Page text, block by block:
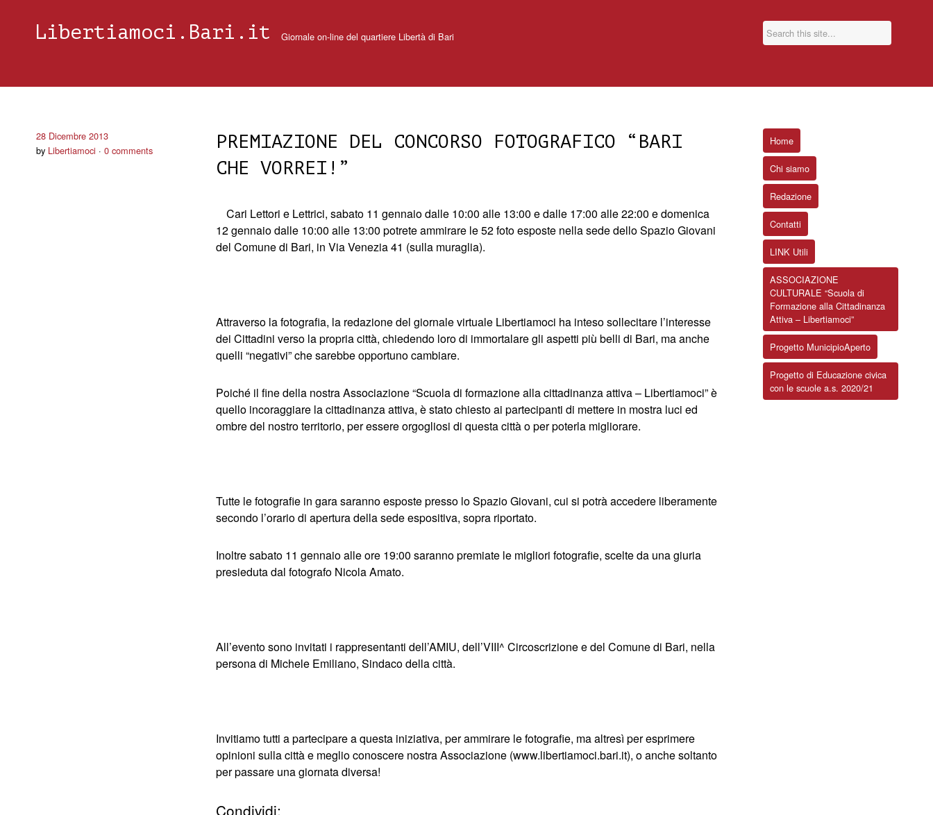
Libertiamoci.Bari.it Giornale on-line del quartiere Libertà di Bari
PREMIAZIONE DEL CONCORSO FOTOGRAFICO “BARI
CHE VORREI!”
28 Dicembre 2013
by Libertiamoci 0 comments
Cari Lettori e Lettrici, sabato 11 gennaio dalle 10:00 alle 13:00 e dalle 17:00 alle 22:00 e domenica
12 gennaio dalle 10:00 alle 13:00 potrete ammirare le 52 foto esposte nella sede delloSpazio Giovani
del Comune di Bari, in Via Venezia 41 (sulla muraglia).
Attraverso la fotografia, la redazione del giornale virtuale Libertiamoci ha inteso sollecitare l’interesse
dei Cittadini verso la propria città, chiedendo loro di immortalare gli aspetti più belli di Bari, ma anche
quelli “negativi” che sarebbe opportuno cambiare.
Poiché il fine della nostra Associazione “Scuola di formazione alla cittadinanza attiva – Libertiamoci” è
quello incoraggiare la cittadinanza attiva, è stato chiesto ai partecipanti di mettere in mostra luci ed
ombre del nostro territorio, per essere orgogliosi di questa città o per poterla migliorare.
Tutte le fotografie in gara saranno esposte presso loSpazio Giovani, cui si potrà accedere liberamente
secondo l’orario di apertura della sede espositiva, sopra riportato.
Inoltresabato 11 gennaio alle ore 19:00 saranno premiate le migliori fotografie, scelte da una giuria
presieduta dal fotografo Nicola Amato.
All’evento sono invitati i rappresentanti dell’AMIU, dell’VIII^ Circoscrizione e del Comune di Bari, nella
persona di Michele Emiliano, Sindaco della città.
Invitiamo tutti a partecipare a questa iniziativa, per ammirare le fotografie, ma altresì per esprimere
opinioni sulla città e meglio conoscere nostra Associazione (www.libertiamoci.bari.it), o anche soltanto
per passare una giornata diversa!
Condividi:
Home
Chi siamo
Redazione
Contatti
LINK Utili
ASSOCIAZIONE
CULTURALE “Scuola di
Formazione alla Cittadinanza
Attiva – Libertiamoci”
Progetto MunicipioAperto
Progetto di Educazione civica
con le scuole a.s. 2020/21